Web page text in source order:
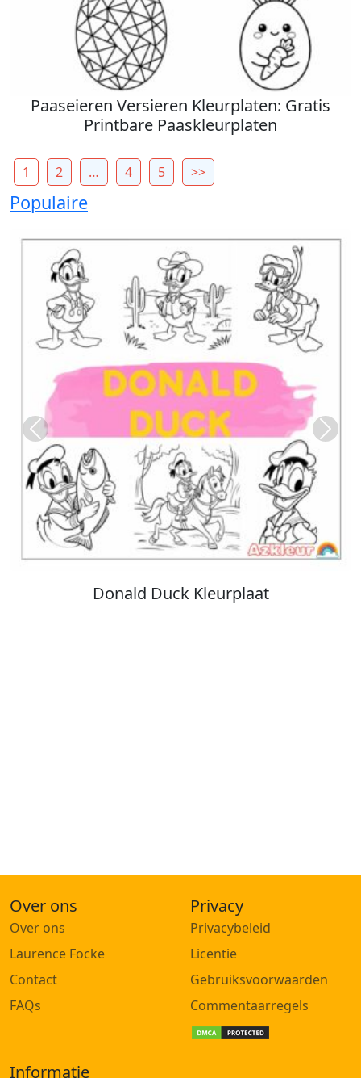
Paaseieren Versieren Kleurplaten: Gratis
Printbare Paaskleurplaten
1 2 … 4 5 >>
Populaire
Stitch Kleurplaat
Previous Next
Over ons
Over ons
Laurence Focke
Contact
FAQs
Privacy
Privacybeleid
Licentie
Gebruiksvoorwaarden
Commentaarregels
Informatie